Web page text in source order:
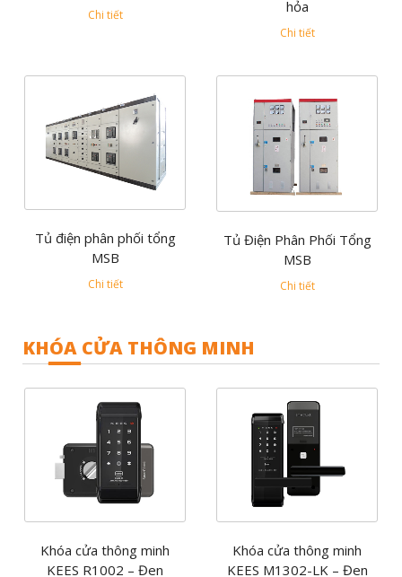
Chi tiết hỏa
Chi tiết
Tủ điện phân phối tổng
MSB
Chi tiết
Tủ Điện Phân Phối Tổng
MSB
Chi tiết
KHÓA CỬA THÔNG MINH
Khóa cửa thông minh
KEES R1002 – Đen
Khóa cửa thông minh
KEES M1302-LK – Đen